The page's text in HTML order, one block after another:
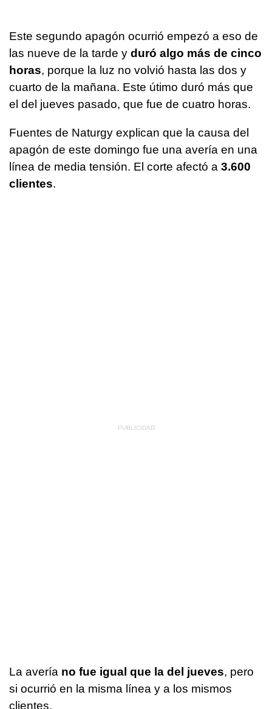
Este segundo apagón ocurrió empezó a eso de
las nueve de la tarde y duró algo más de cinco
horas, porque la luz no volvió hasta las dos y
cuarto de la mañana. Este útimo duró más que
el del jueves pasado, que fue de cuatro horas.
Fuentes de Naturgy explican que la causa del
apagón de este domingo fue una avería en una
línea de media tensión. El corte afectó a 3.600
clientes.
La avería no fue igual que la del jueves, pero
si ocurrió en la misma línea y a los mismos
clientes.